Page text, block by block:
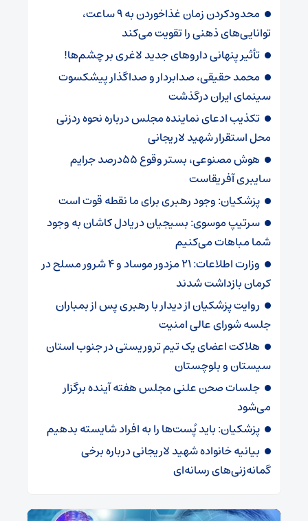
محدودکردن زمان غذاخوردن به ۹ ساعت،
توانایی‌های ذهنی را تقویت می‌کند
تأثیر پنهانی داروهای جدید لاغری بر چشم‌ها!
محمد حقیقی، صدابردار و صداگذار پیشکسوت
سینمای ایران درگذشت
تکذیب ادعای نماینده مجلس درباره نحوه ردزنی
محل استقرار شهید لاریجانی
هوش مصنوعی، بستر وقوع 55درصد جرایم
سایبری آفریقاست
پزشکیان: وجود رهبری برای ما نقطه قوت است
سرتیپ موسوی: بسیجیان دریادل کاشان به وجود
شما مباهات می‌کنیم
وزارت اطلاعات: ۲۱ مزدور موساد و ۴ شرور مسلح در
کرمان بازداشت شدند
روایت پزشکیان از دیدار با رهبری پس از بمباران
جلسه شورای عالی امنیت
هلاکت اعضای یک تیم تروریستی در جنوب استان
سیستان و بلوچستان
جلسات صحن علنی مجلس هفته آینده برگزار
می‌شود
پزشکیان: باید پُست‌ها را به افراد شایسته بدهیم
بیانیه خانواده شهید لاریجانی درباره برخی
گمانه‌زنی‌های رسانه‌ای